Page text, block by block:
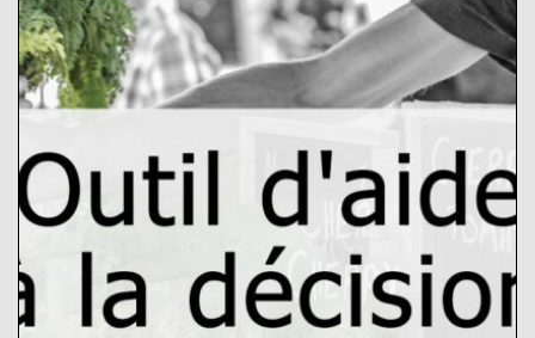
« L’outil d’aide à la décision est un
outil en ligne qui aide les agriculteurs
à explorer de nouveaux modèles
commerciaux et canaux de vente en
utilisant les circuits courts
d’approvisionnement alimentaire.
Obtenez des recommandations sur les
modèles commerciaux et les canaux
de vente les plus appropriés en
fonction de vos propres informations